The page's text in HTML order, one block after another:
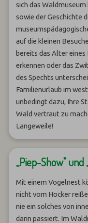
sich das
sowie der Geschichte
auf die kleinen
bereits das Alter eines
erkennen oder das
des Spechts
Familienurlaub im
unbedingt dazu, Ihre
Wald vertraut zu
Langeweile!
„Piep-Show" und
Mit einem Vogelnest
nicht vom Hocker
nie ein solches von
darin passiert. Im